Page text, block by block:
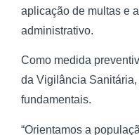
aplicação de multas e
administrativo.
Como medida
da Vigilância
fundamentais.
“Orientamos a